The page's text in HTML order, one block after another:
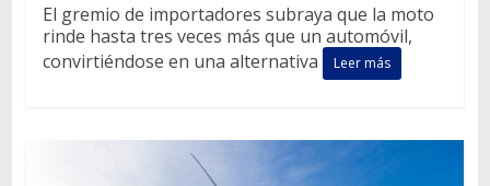
El gremio de importadores subraya que la moto
rinde hasta tres veces más que un automóvil,
convirtiéndose en una alternativa
Leer más